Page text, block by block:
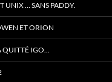
UNIX … SANS PADDY.
ET ORION
QUITTÉ IGO…